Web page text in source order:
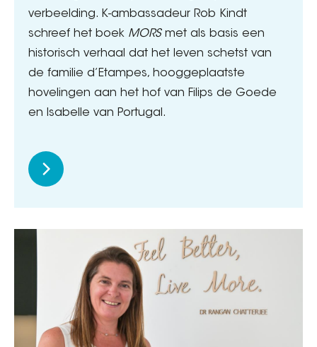
verbeelding. K-ambassadeur Rob Kindt
schreef het boek MORSmet als basis een
historisch verhaal dat het leven schetst van
de familie d’Etampes, hooggeplaatste
hovelingen aan het hof van Filips de Goede
en Isabelle van Portugal.